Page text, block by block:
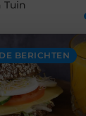
BERICHTEN
Tuin